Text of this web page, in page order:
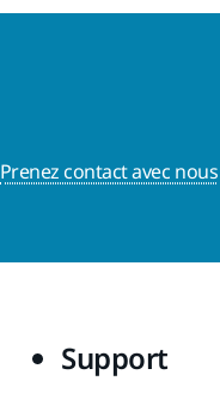
Prenez contact avec nous
Support